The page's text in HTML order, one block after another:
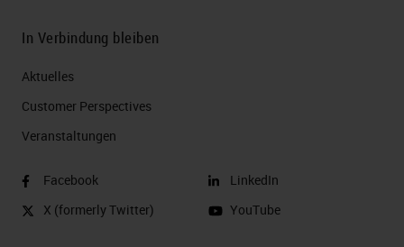
In Verbindung bleiben
Aktuelles
Customer Perspectives​
Veranstaltungen
Facebook
X (formerly Twitter)
LinkedIn
YouTube